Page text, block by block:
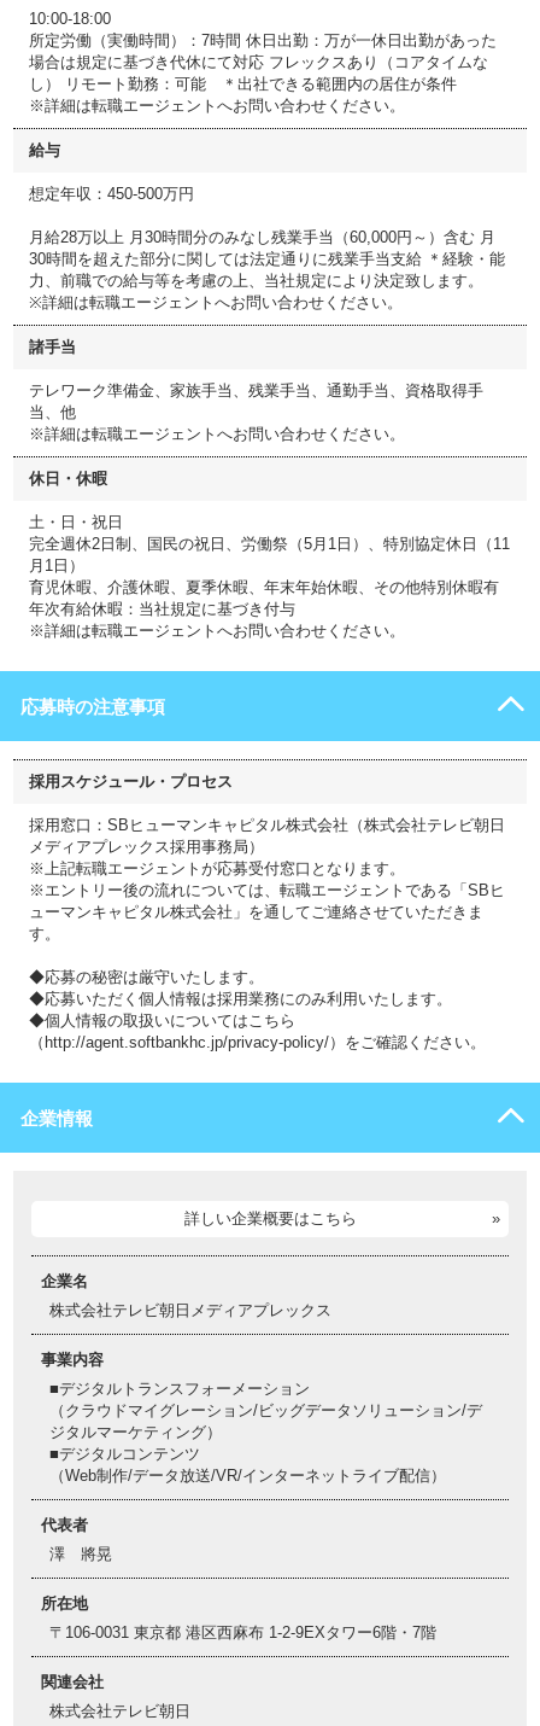
10:00-18:00
所定労働（実働時間）：7時間 休日出勤：万が一休日出勤があった
場合は規定に基づき代休にて対応 フレックスあり（コアタイムな
し） リモート勤務：可能 ＊出社できる範囲内の居住が条件
※詳細は転職エージェントへお問い合わせください。
給与
想定年収：450-500万円
月給28万以上 月30時間分のみなし残業手当（60,000円～）含む 月
30時間を超えた部分に関しては法定通りに残業手当支給 ＊経験・能
力、前職での給与等を考慮の上、当社規定により決定致します。
※詳細は転職エージェントへお問い合わせください。
諸手当
テレワーク準備金、家族手当、残業手当、通勤手当、資格取得手
当、他
※詳細は転職エージェントへお問い合わせください。
休日・休暇
土・日・祝日
完全週休2日制、国民の祝日、労働祭（5月1日）、特別協定休日（11
月1日）
育児休暇、介護休暇、夏季休暇、年末年始休暇、その他特別休暇有
年次有給休暇：当社規定に基づき付与
※詳細は転職エージェントへお問い合わせください。
応募時の注意事項
採用スケジュール・プロセス
採用窓口：SBヒューマンキャピタル株式会社（株式会社テレビ朝日
メディアプレックス採用事務局）
※上記転職エージェントが応募受付窓口となります。
※エントリー後の流れについては、転職エージェントである「SBヒ
ューマンキャピタル株式会社」を通してご連絡させていただきま
す。
◆応募の秘密は厳守いたします。
◆応募いただく個人情報は採用業務にのみ利用いたします。
◆個人情報の取扱いについてはこちら
（http://agent.softbankhc.jp/privacy-policy/）をご確認ください。
企業情報
詳しい企業概要はこちら
企業名
株式会社テレビ朝日メディアプレックス
事業内容
■デジタルトランスフォーメーション
（クラウドマイグレーション/ビッグデータソリューション/デ
ジタルマーケティング）
■デジタルコンテンツ
（Web制作/データ放送/VR/インターネットライブ配信）
代表者
澤 將晃
所在地
〒106-0031 東京都 港区西麻布 1-2-9EXタワー6階・7階
関連会社
株式会社テレビ朝日